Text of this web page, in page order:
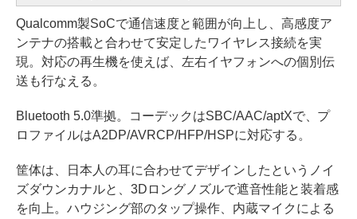
Qualcomm製SoCで通信速度と範囲が向上し、高感度ア
ンテナの搭載と合わせて安定したワイヤレス接続を実
現。対応の再生機を使えば、左右イヤフォンへの個別伝
送も行なえる。
Bluetooth 5.0準拠。コーデックはSBC/AAC/aptXで、プ
ロファイルはA2DP/AVRCP/HFP/HSPに対応する。
筐体は、日本人の耳に合わせてデザインしたというノイ
ズダウンカナルと、3Dロングノズルで遮音性能と装着感
を向上。ハウジング部のタップ操作、内蔵マイクによる